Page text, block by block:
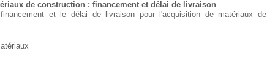
de construction : financement et délai de livraison
et le délai de livraison pour l'acquisition de matériaux de